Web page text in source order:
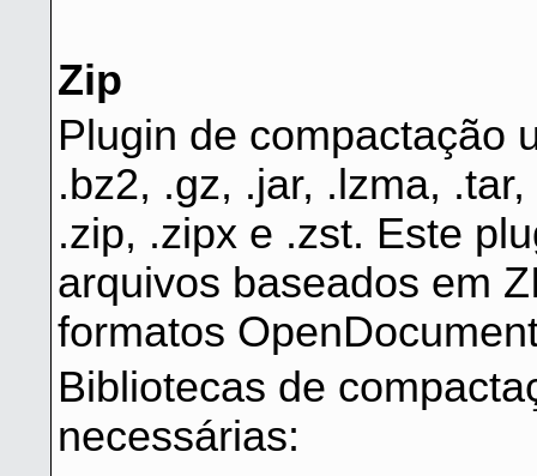
Zip
Plugin de compactação
.bz2, .gz, .jar, .lzma,
.zip, .zipx e .zst. Este
arquivos baseados em
formatos
Bibliotecas de
necessárias: